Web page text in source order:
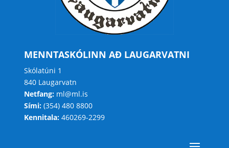
MENNTASKÓLINN AÐ LAUGARVATNI
Skólatúni 1
840 Laugarvatn
Netfang:ml@ml.is
Sími:(354) 480 8800
Kennitala:460269-2299